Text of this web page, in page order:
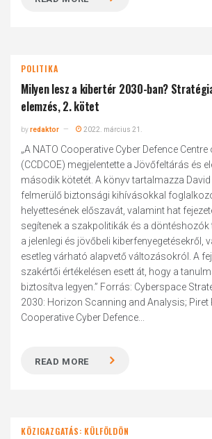
POLITIKA
Milyen lesz a kibertér 2030-ban?
elemzés, 2. kötet
byredaktor 2022. március 21.
„A NATO Cooperative Cyber Defence
(CCDCOE) megjelentette a Jövőfeltárás és
második kötetét. A könyv tartalmazza David
felmerülő biztonsági kihívásokkal
helyettesének előszavát, valamint hat
segítenek a szakpolitikák és a
a jelenlegi és jövőbeli kiberfenyegetésekről,
esetleg várható alapvető változásokról. A
szakértői értékelésen esett át, hogy a
biztosítva legyen.” Forrás: Cyberspace
2030: Horizon Scanning and Analysis; Piret
Cooperative Cyber Defence...
READ MORE
KÖZIGAZGATÁS: KÜLFÖLDÖN